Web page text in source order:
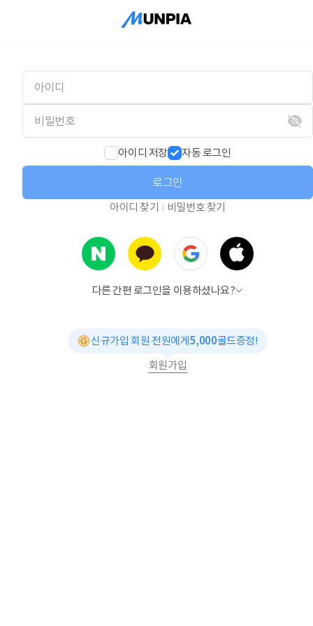
아이디 저장 자동 로그인
로그인
아이디 찾기 비밀번호 찾기
다른 간편 로그인을 이용하셨나요?
신규가입 회원 전원에게5,000골드증정!
회원가입